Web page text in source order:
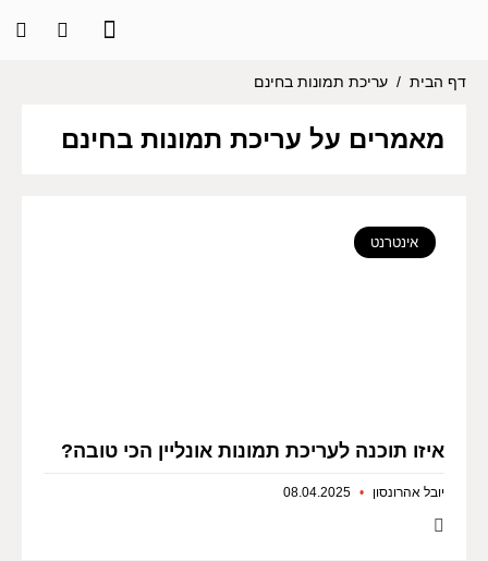
דף הבית / עריכת תמונות בחינם
מאמרים על עריכת תמונות בחינם
אינטרנט
איזו תוכנה לעריכת תמונות אונליין הכי טובה?
יובל אהרונסון